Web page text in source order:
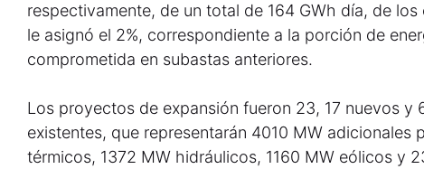
respectivamente, de un total de 164 GWh día, de
le asignó el 2%, correspondiente a la porción de
comprometida en subastas anteriores.
Los proyectos de expansión fueron 23, 17 nuevos y
existentes, que representarán 4010 MW adicionales
térmicos, 1372 MW hidráulicos, 1160 MW eólicos y